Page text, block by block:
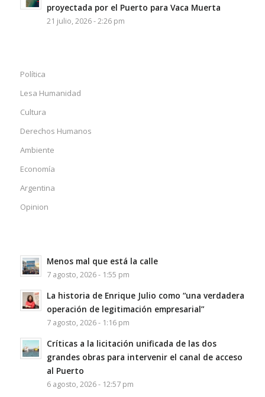
proyectada por el Puerto para Vaca Muerta
21 julio, 2026 - 2:26 pm
Política
Lesa Humanidad
Cultura
Derechos Humanos
Ambiente
Economía
Argentina
Opinion
Menos mal que está la calle
7 agosto, 2026 - 1:55 pm
La historia de Enrique Julio como “una verdadera
operación de legitimación empresarial”
7 agosto, 2026 - 1:16 pm
Críticas a la licitación unificada de las dos
grandes obras para intervenir el canal de acceso
al Puerto
6 agosto, 2026 - 12:57 pm